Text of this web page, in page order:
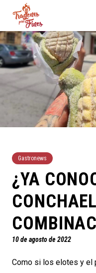
Gastronews
¿YA
10 de agosto de 2022
Como si los elotes y el